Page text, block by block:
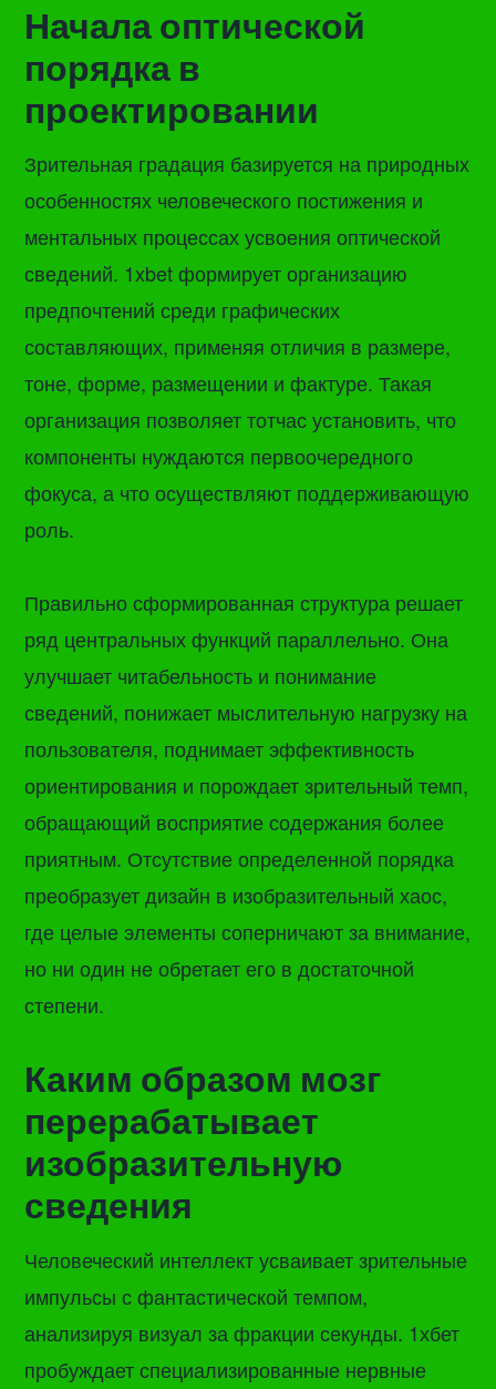
Начала оптической
порядка в
проектировании
Зрительная градация базируется на природных
особенностях человеческого постижения и
ментальных процессах усвоения оптической
сведений. 1xbet формирует организацию
предпочтений среди графических
составляющих, применяя отличия в размере,
тоне, форме, размещении и фактуре. Такая
организация позволяет тотчас установить, что
компоненты нуждаются первоочередного
фокуса, а что осуществляют поддерживающую
роль.
Правильно сформированная структура решает
ряд центральных функций параллельно. Она
улучшает читабельность и понимание
сведений, понижает мыслительную нагрузку на
пользователя, поднимает эффективность
ориентирования и порождает зрительный темп,
обращающий восприятие содержания более
приятным. Отсутствие определенной порядка
преобразует дизайн в изобразительный хаос,
где целые элементы соперничают за внимание,
но ни один не обретает его в достаточной
степени.
Каким образом мозг
перерабатывает
изобразительную
сведения
Человеческий интеллект усваивает зрительные
импульсы с фантастической темпом,
анализируя визуал за фракции секунды. 1хбет
пробуждает специализированные нервные